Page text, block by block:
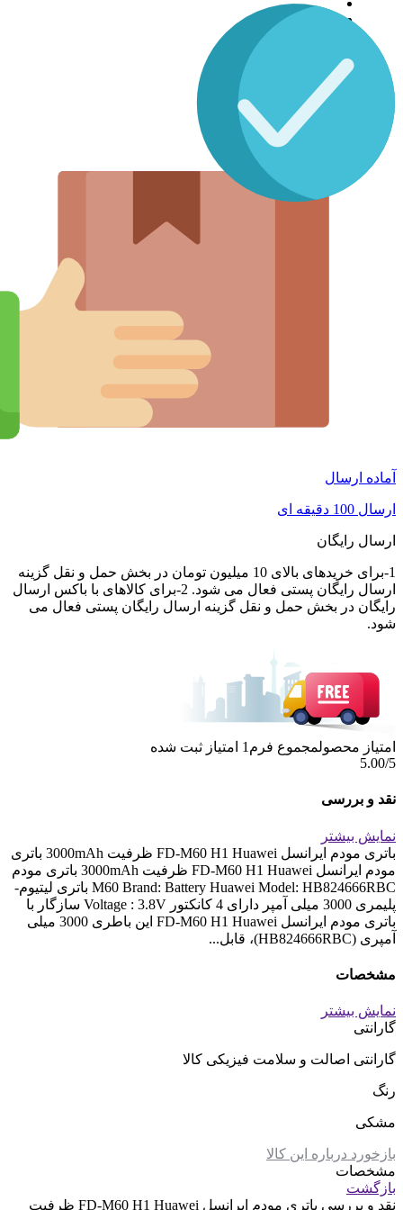
آماده ارسال
ارسال 100 دقیقه ای
ارسال رایگان
1-برای خریدهای بالای 10 میلیون تومان در بخش حمل و نقل گزینه
ارسال رایگان پستی فعال می شود. 2-برای کالاهای با باکس ارسال
رایگان در بخش حمل و نقل گزینه ارسال رایگان پستی فعال می
شود.
امتیاز محصولمجموع فرم 1 امتیاز ثبت شده
5.00/5
نقد و بررسی
نمایش بیشتر
باتری مودم ایرانسل FD-M60 H1 Huawei ظرفیت 3000mAh باتری
مودم ایرانسل FD-M60 H1 Huawei ظرفیت 3000mAh باتری مودم
M60 Brand: Battery Huawei Model: HB824666RBC باتری لیتیوم-
پلیمری 3000 میلی آمپر دارای 4 کانکتور Voltage : 3.8V سازگار با
باتری مودم ایرانسل FD-M60 H1 Huawei این باطری 3000 میلی
آمپری (HB824666RBC)، قابل...
مشخصات
نمایش بیشتر
گارانتی
گارانتی اصالت و سلامت فیزیکی کالا
رنگ
مشکی
بازخورد درباره این کالا
مشخصات
بازگشت
نقد و بررسی
باتری مودم ایرانسل FD-M60 H1 Huawei ظرفیت